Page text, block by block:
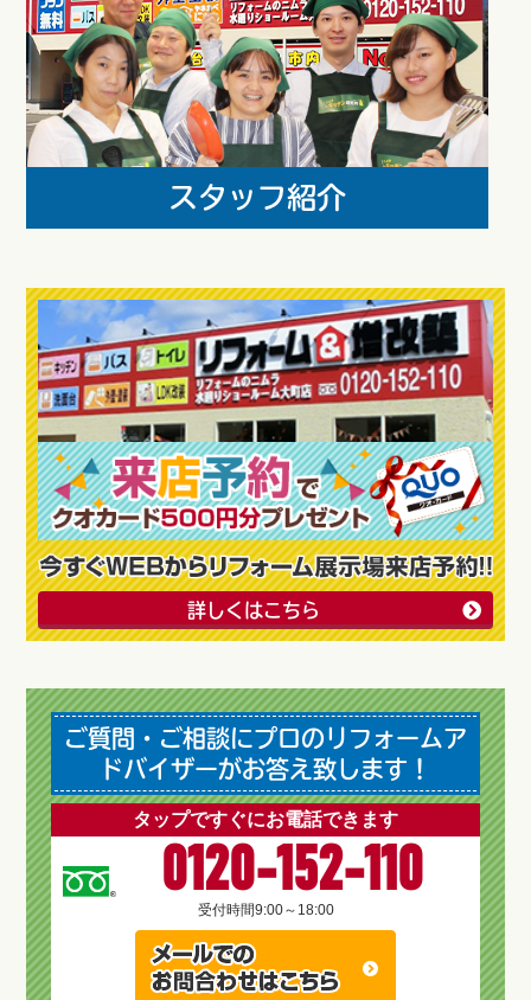
詳しくはこちら
ご質問・ご相談にプロのリフォームア
ドバイザーがお答え致します！
タップですぐにお電話できます
0120-152-110
受付時間9:00～18:00